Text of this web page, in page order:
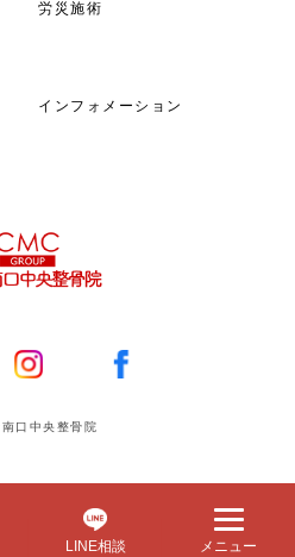
労災施術
インフォメーション
口中央整骨院
LINE相談 メニュー